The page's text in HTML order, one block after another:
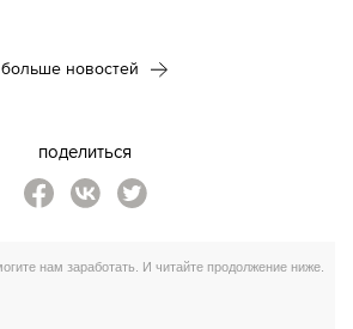
больше новостей
поделиться